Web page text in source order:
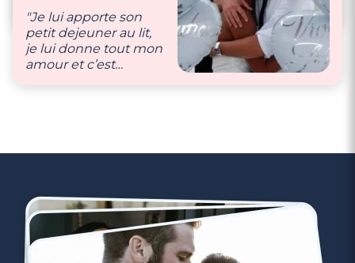
vraies attentions que
nous nous donnons !"
"Je lui apporte son
petit dejeuner au lit,
je lui donne tout mon
amour et c’est